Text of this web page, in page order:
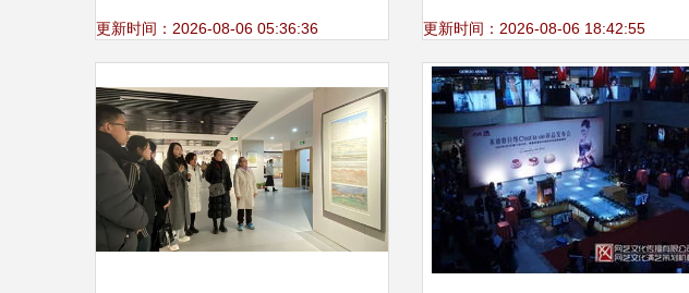
更新时间：2026-08-06 05:36:36 式开幕
更新时间：2026-08-06 18:42:55